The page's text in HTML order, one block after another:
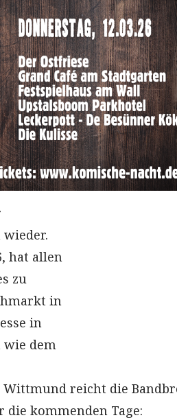
hat allen
zu
in
in
dem
reicht die
kommenden Tage: